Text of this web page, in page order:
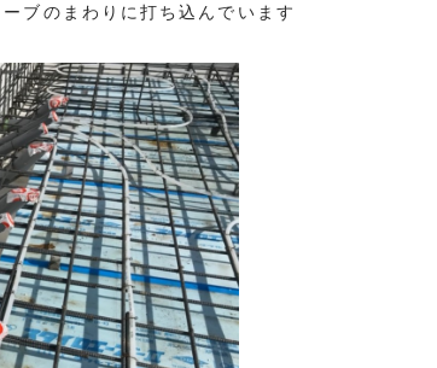
ブのまわりに打ち込んでいます